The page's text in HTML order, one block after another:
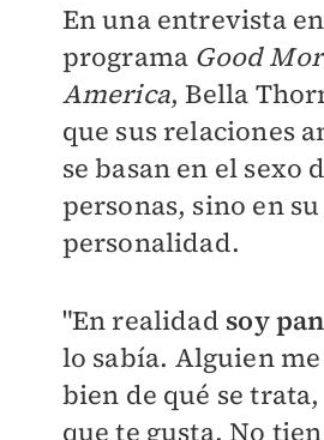
En una entrevista
programa Good
America, Bella
que sus relaciones
se basan en el sexo
personas, sino en su
personalidad.
"En realidad soy
lo sabía. Alguien
bien de qué se
que te gusta. No